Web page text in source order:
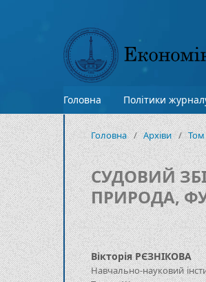
Головна Політики
Головна / Архіви /
СУДОВИЙ
ПРИРОДА,
Вікторія РЄЗНІКОВА
Навчально-науковий